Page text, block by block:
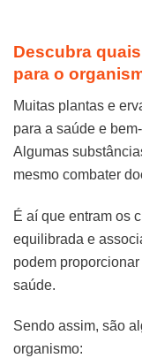
Descubra
para o
Muitas plantas e
para a saúde e
Algumas
mesmo combater
É aí que entram os
equilibrada e
podem
saúde.
Sendo assim, são
organismo: